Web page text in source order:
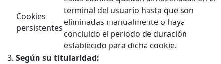
Cookies
persistentes
terminal del usuario hasta que son
eliminadas manualmente o haya
concluido el periodo de duración
establecido para dicha cookie.
Según su titularidad: